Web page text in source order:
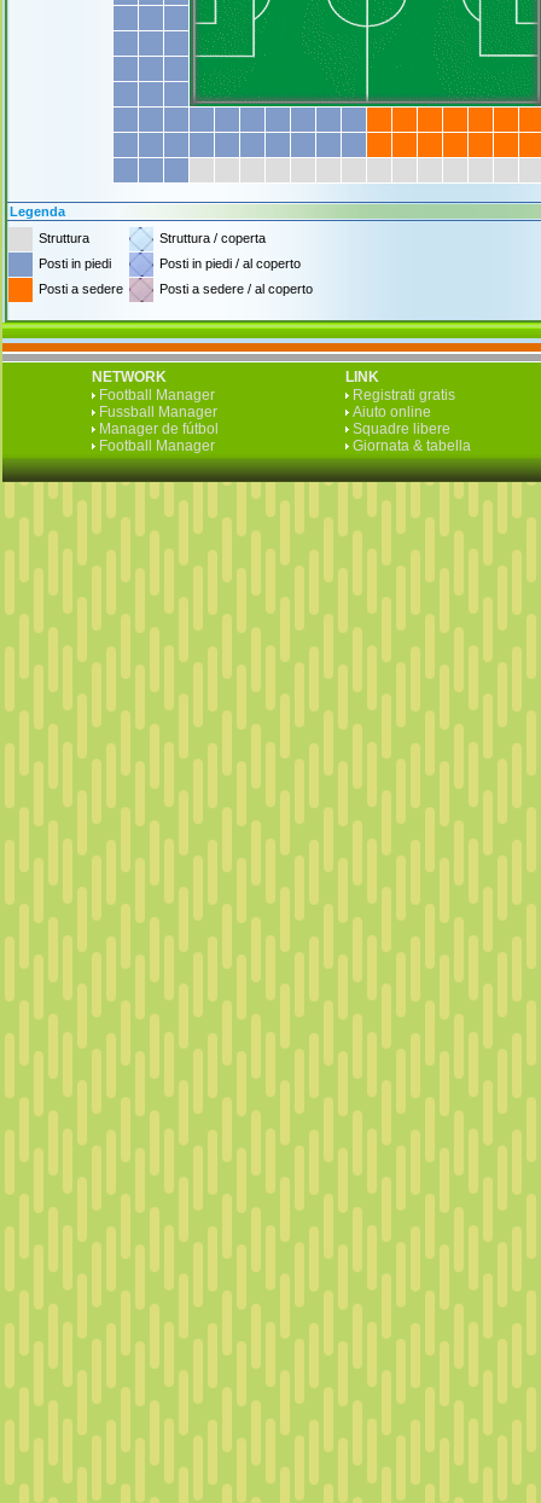
Legenda
Struttura
Struttura / coperta
Posti in piedi
Posti in piedi / al coperto
Posti a sedere
Posti a sedere / al coperto
NETWORK
Football Manager
Fussball Manager
Manager de fútbol
Football Manager
LINK
Registrati gratis
Aiuto online
Squadre libere
Giornata & tabella